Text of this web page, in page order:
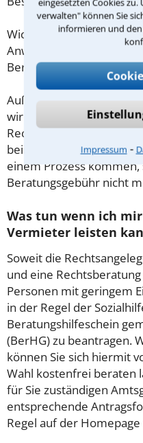
verwalten" können Sie
informieren und
Impressum ⁃
Wichtig daher: Klären
Anwalt aus Neuruppin
Beratung.
Außerdem gut zu wissen:
wird die
Rechtsanwalts
beispielsweise aufgrund
einem Prozess
Beratungsgebühr nicht
Was tun wenn ich
Vermieter leisten
Soweit die
und eine
Personen mit geringem
in der Regel der
Beratungshilfeschein
(BerHG) zu beantragen.
können Sie sich hiermit
Wahl kostenfrei beraten
für Sie zuständigen
entsprechende
Regel auf der